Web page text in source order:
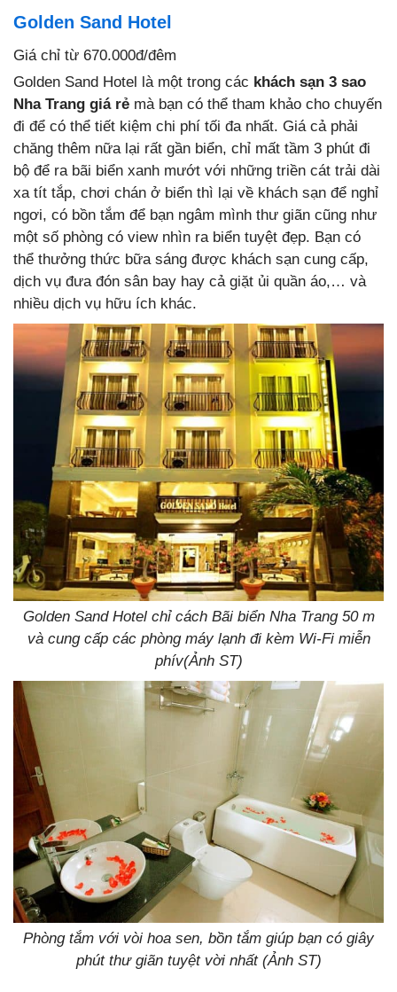
Golden Sand Hotel
Giá chỉ từ 670.000đ/đêm
Golden Sand Hotel là một trong các khách sạn 3 sao
Nha Trang giá rẻ mà bạn có thể tham khảo cho chuyến
đi để có thể tiết kiệm chi phí tối đa nhất. Giá cả phải
chăng thêm nữa lại rất gần biển, chỉ mất tầm 3 phút đi
bộ để ra bãi biển xanh mướt với những triền cát trải dài
xa tít tắp, chơi chán ở biển thì lại về khách sạn để nghỉ
ngơi, có bồn tắm để bạn ngâm mình thư giãn cũng như
một số phòng có view nhìn ra biển tuyệt đẹp. Bạn có
thể thưởng thức bữa sáng được khách sạn cung cấp,
dịch vụ đưa đón sân bay hay cả giặt ủi quần áo,… và
nhiều dịch vụ hữu ích khác.
Golden Sand Hotel chỉ cách Bãi biển Nha Trang 50 m
và cung cấp các phòng máy lạnh đi kèm Wi-Fi miễn
phív(Ảnh ST)
Phòng tắm với vòi hoa sen, bồn tắm giúp bạn có giây
phút thư giãn tuyệt vời nhất (Ảnh ST)